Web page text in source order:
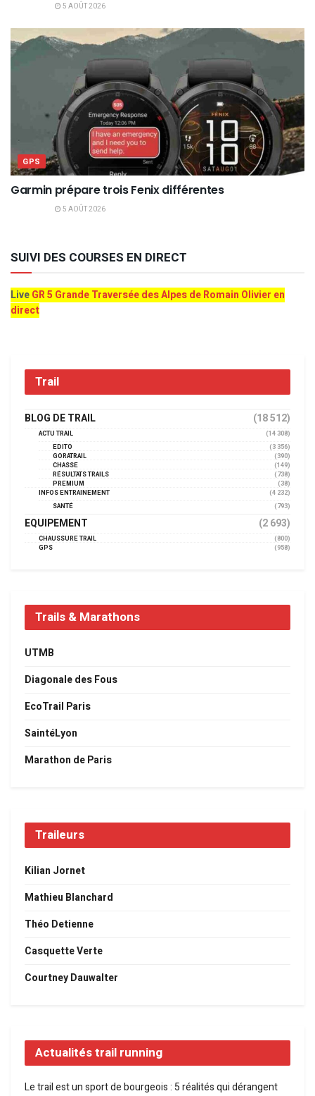
5 AOÛT 2026
GPS
Garmin prépare trois Fenix différentes
5 AOÛT 2026
SUIVI DES COURSES EN DIRECT
LiveGR 5 Grande Traversée des Alpes de Romain Olivier en
direct
Trail
BLOG DE TRAIL (18 512)
ACTU TRAIL
(14 308)
EDITO
(3 356)
GORATRAIL
(390)
CHASSE
(149)
RÉSULTATS TRAILS
(738)
PREMIUM
(38)
INFOS ENTRAINEMENT
(4 232)
SANTÉ
(793)
EQUIPEMENT (2 693)
CHAUSSURE TRAIL
(800)
GPS
(958)
Trails & Marathons
UTMB
Diagonale des Fous
EcoTrail Paris
SaintéLyon
Marathon de Paris
Traileurs
Kilian Jornet
Mathieu Blanchard
Théo Detienne
Casquette Verte
Courtney Dauwalter
Actualités trail running
Le trail est un sport de bourgeois : 5 réalités qui dérangent